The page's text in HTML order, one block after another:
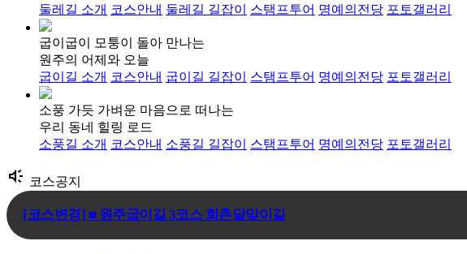
둘레길 소개 코스안내 둘레길 길잡이 스탬프투어 명예의전당 포토갤러리
굽이굽이 모퉁이 돌아 만나는
원주의 어제와 오늘
굽이길 소개 코스안내 굽이길 길잡이 스탬프투어 명예의전당 포토갤러리
소풍 가듯 가벼운 마음으로 떠나는
우리 동네 힐링 로드
소풍길 소개 코스안내 소풍길 길잡이 스탬프투어 명예의전당 포토갤러리
brand_awareness 코스공지
[코스변경] ■ 원주굽이길 3코스 회촌달맞이길
[임시코스변경] ■ 원주굽이길 18코스 반계리은행나무길 임시노선 및 스탬..